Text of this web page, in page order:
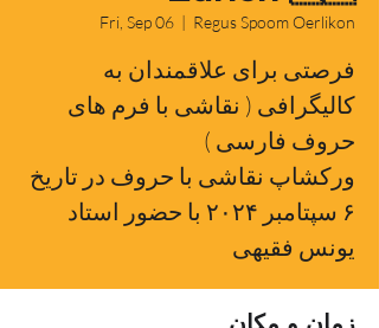
Fri, Sep 06
  |
Regus Spoom Oerlikon
فرصتی برای علاقمندان به
کالیگرافی ( نقاشی با فرم های
ورکشاپ نقاشی با حروف در تاریخ
۶ سپتامبر ۲۰۲۴ با حضور استاد
یونس فقیهی